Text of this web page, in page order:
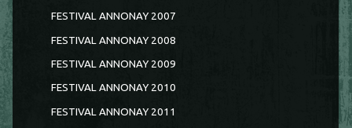
FESTIVAL ANNONAY 2007
FESTIVAL ANNONAY 2008
FESTIVAL ANNONAY 2009
FESTIVAL ANNONAY 2010
FESTIVAL ANNONAY 2011